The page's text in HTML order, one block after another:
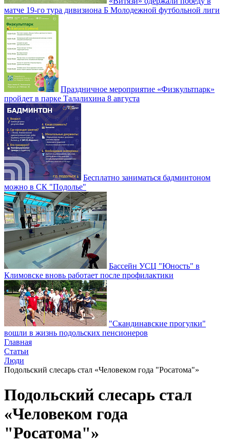
матче 19-го тура дивизиона Б Молодежной футбольной лиги
Праздничное мероприятие «Физкультпарк»
пройдет в парке Талалихина 8 августа
Бесплатно заниматься бадминтоном
можно в СК "Подолье"
Бассейн УСЦ "Юность" в
Климовске вновь работает после профилактики
"Скандинавские прогулки"
вошли в жизнь подольских пенсионеров
Главная
Статьи
Люди
Подольский слесарь стал «Человеком года "Росатома"»
Подольский слесарь стал
«Человеком года
"Росатома"»